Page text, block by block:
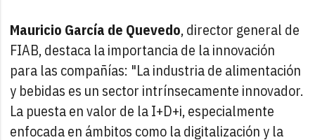
Mauricio García de Quevedo, director general de
FIAB, destaca la importancia de la innovación
para las compañías: "La industria de alimentación
y bebidas es un sector intrínsecamente innovador.
La puesta en valor de la I+D+i, especialmente
enfocada en ámbitos como la digitalización y la